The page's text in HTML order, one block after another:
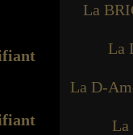
La
La
La D-
La